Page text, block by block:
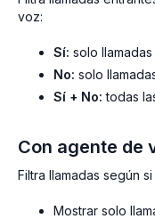
voz:
Sí: solo
No: solo
Sí + No: todas
Con agente de
Filtra llamadas según
Mostrar solo